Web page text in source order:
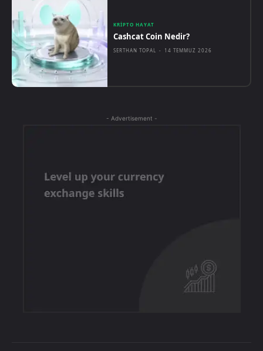
KRIPTO HAYAT
Cashcat Coin Nedir?
SERTHAN TOPAL - 14 TEMMUZ 2026
- Advertisement -